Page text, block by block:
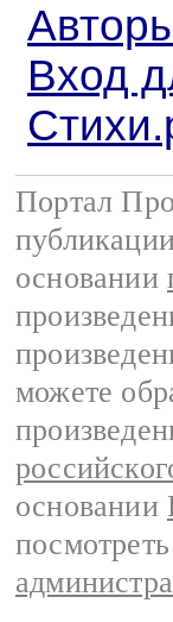
Вход
Портал
основании
можете
основании